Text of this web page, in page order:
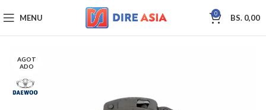
MENU 0 BS. 0,00
AGOT
ADO